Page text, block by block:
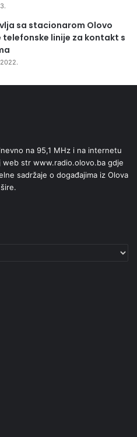
sa stacionarom Olovo
telefonske linije za kontakt s
na 95,1 MHz i na internetu
web str www.radio.olovo.ba gdje
sadržaje o događajima iz Olova